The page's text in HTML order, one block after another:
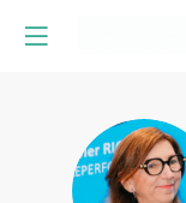
VN(